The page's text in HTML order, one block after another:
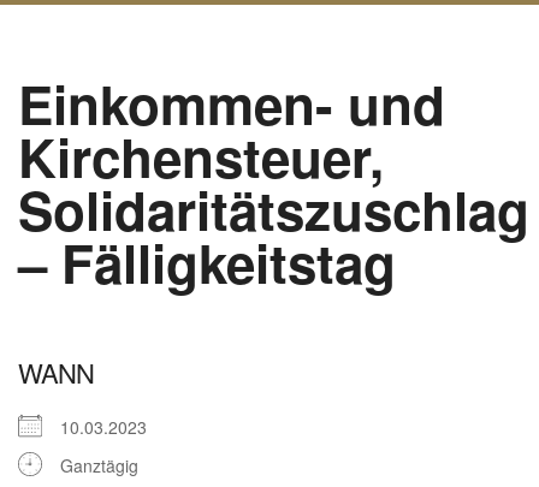
Einkommen- und
Kirchensteuer,
Solidaritätszuschlag
– Fälligkeitstag
WANN
10.03.2023
Ganztägig